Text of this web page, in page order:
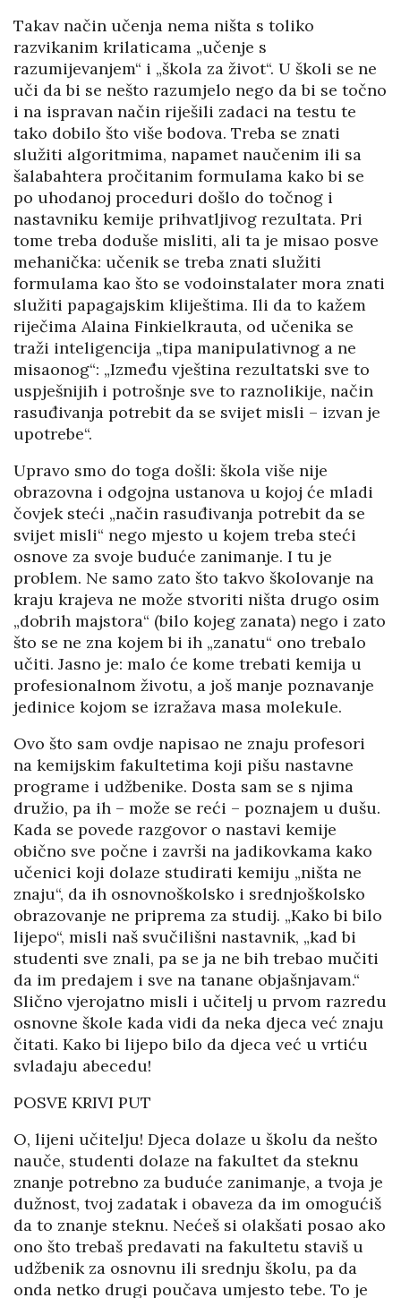
Takav način učenja nema ništa s toliko
razvikanim krilaticama „učenje s
razumijevanjem“ i „škola za život“. U školi se ne
uči da bi se nešto razumjelo nego da bi se točno
i na ispravan način riješili zadaci na testu te
tako dobilo što više bodova. Treba se znati
služiti algoritmima, napamet naučenim ili sa
šalabahtera pročitanim formulama kako bi se
po uhodanoj proceduri došlo do točnog i
nastavniku kemije prihvatljivog rezultata. Pri
tome treba doduše misliti, ali ta je misao posve
mehanička: učenik se treba znati služiti
formulama kao što se vodoinstalater mora znati
služiti papagajskim kliještima. Ili da to kažem
riječima Alaina Finkielkrauta, od učenika se
traži inteligencija „tipa manipulativnog a ne
misaonog“: „Između vještina rezultatski sve to
uspješnijih i potrošnje sve to raznolikije, način
rasuđivanja potrebit da se svijet misli – izvan je
upotrebe“.
Upravo smo do toga došli: škola više nije
obrazovna i odgojna ustanova u kojoj će mladi
čovjek steći „način rasuđivanja potrebit da se
svijet misli“ nego mjesto u kojem treba steći
osnove za svoje buduće zanimanje. I tu je
problem. Ne samo zato što takvo školovanje na
kraju krajeva ne može stvoriti ništa drugo osim
„dobrih majstora“ (bilo kojeg zanata) nego i zato
što se ne zna kojem bi ih „zanatu“ ono trebalo
učiti. Jasno je: malo će kome trebati kemija u
profesionalnom životu, a još manje poznavanje
jedinice kojom se izražava masa molekule.
Ovo što sam ovdje napisao ne znaju profesori
na kemijskim fakultetima koji pišu nastavne
programe i udžbenike. Dosta sam se s njima
družio, pa ih – može se reći – poznajem u dušu.
Kada se povede razgovor o nastavi kemije
obično sve počne i završi na jadikovkama kako
učenici koji dolaze studirati kemiju „ništa ne
znaju“, da ih osnovnoškolsko i srednjoškolsko
obrazovanje ne priprema za studij. „Kako bi bilo
lijepo“, misli naš svučilišni nastavnik, „kad bi
studenti sve znali, pa se ja ne bih trebao mučiti
da im predajem i sve na tanane objašnjavam.“
Slično vjerojatno misli i učitelj u prvom razredu
osnovne škole kada vidi da neka djeca već znaju
čitati. Kako bi lijepo bilo da djeca već u vrtiću
svladaju abecedu!
POSVE KRIVI PUT
O, lijeni učitelju! Djeca dolaze u školu da nešto
nauče, studenti dolaze na fakultet da steknu
znanje potrebno za buduće zanimanje, a tvoja je
dužnost, tvoj zadatak i obaveza da im omogućiš
da to znanje steknu. Nećeš si olakšati posao ako
ono što trebaš predavati na fakultetu staviš u
udžbenik za osnovnu ili srednju školu, pa da
onda netko drugi poučava umjesto tebe. To je